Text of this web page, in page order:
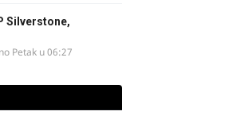
Silverstone,
Petak u 06:27